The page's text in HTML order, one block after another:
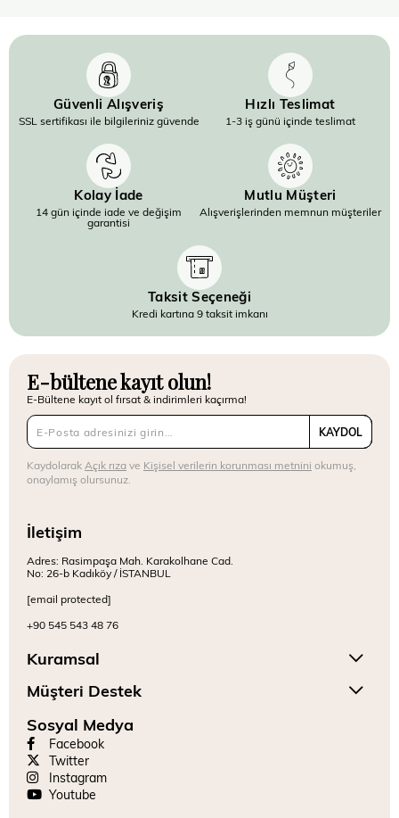
Güvenli Alışveriş
SSL sertifikası ile bilgileriniz güvende
Hızlı Teslimat
1-3 iş günü içinde teslimat
Kolay İade
14 gün içinde iade ve değişim
garantisi
Mutlu Müşteri
Alışverişlerinden memnun müşteriler
Taksit Seçeneği
Kredi kartına 9 taksit imkanı
E-bültene kayıt olun!
E-Bültene kayıt ol fırsat & indirimleri kaçırma!
KAYDOL
Kaydolarak Açık rızave Kişisel verilerin korunması metnini okumuş,
onaylamış olursunuz.
İletişim
Adres: Rasimpaşa Mah. Karakolhane Cad.
No: 26-b Kadıköy / İSTANBUL
[email protected]
+90 545 543 48 76
Kuramsal
Müşteri Destek
Sosyal Medya
Facebook
Twitter
Instagram
Youtube